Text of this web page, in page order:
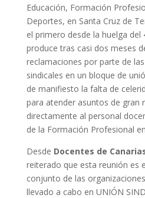
Educación, Formación
Deportes, en Santa Cruz de
el primero desde la huelga del
produce tras casi dos meses
reclamaciones por parte de
sindicales en un bloque de
de manifiesto la falta de
para atender asuntos de gran
directamente al personal
de la Formación Profesional
Desde Docentes de
reiterado que esta reunión es
conjunto de las
llevado a cabo en UNIÓN